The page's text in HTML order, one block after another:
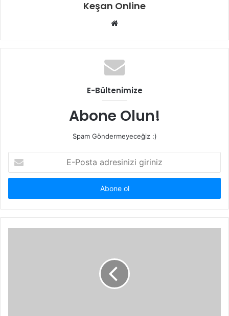
Keşan Online
Web
E-Bültenimize
Abone Olun!
Spam Göndermeyeceğiz :)
Posta
adresinizi